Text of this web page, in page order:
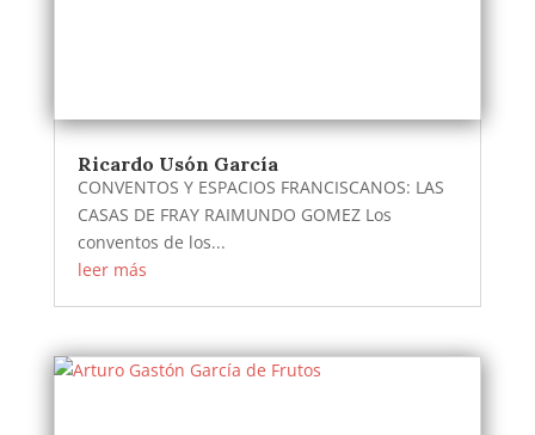
Ricardo Usón García
CONVENTOS Y ESPACIOS FRANCISCANOS: LAS
CASAS DE FRAY RAIMUNDO GOMEZ Los
conventos de los...
leer más